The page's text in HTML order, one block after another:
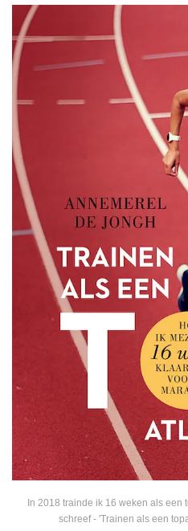
In 2018 trainde ik 16 weken als een
schreef - 'Trainen als een